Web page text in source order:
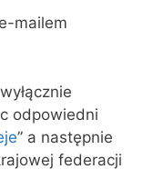
mailem
odpowiedni
” a następnie
federacji